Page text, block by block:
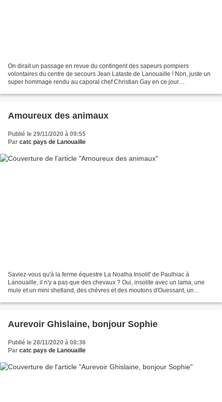
On dirait un passage en revue du contingent des sapeurs pompiers
volontaires du centre de secours Jean Lataste de Lanouaille ! Non, juste un
super hommage rendu au caporal chef Christian Gay en ce jour
Amoureux des animaux
Publié le 29/11/2020 à 09:55
Par catc pays de Lanouaille
Saviez-vous qu'à la ferme équestre La Noalha Insolit' de Paulhiac à
Lanouaille, il n'y a pas que des chevaux ? Oui, insolite avec un lama, une
mule et un mini shetland, des chèvres et des moutons d'Ouessant, un
Aurevoir Ghislaine, bonjour Sophie
Publié le 28/11/2020 à 08:36
Par catc pays de Lanouaille